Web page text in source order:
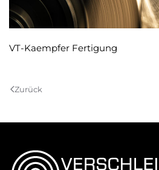
VT-Kaempfer Fertigung
Zurück